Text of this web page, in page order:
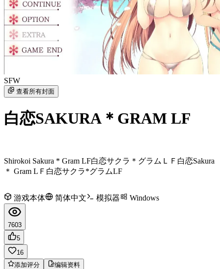
SFW
查看所有封面
白恋SAKURA＊GRAM LF
Shirokoi Sakura * Gram LF白恋サクラ＊グラムＬＦ 白恋Sakura
＊ Gram LＦ 白恋サクラ*グラムLF
游戏本体 简体中文 模拟器 Windows
7603
5
16
添加评分
编辑资料